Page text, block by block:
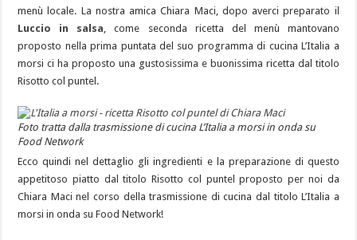
menù locale. La nostra amica Chiara Maci, dopo averci preparato il
Luccio in salsa , come seconda ricetta del menù mantovano
proposto nella prima puntata del suo programma di cucina L’Italia a
morsi ci ha proposto una gustosissima e buonissima ricetta dal titolo
Risotto col puntel.
Foto tratta dalla trasmissione di cucina L’Italia a morsi in onda su
Food Network
Ecco quindi nel dettaglio gli ingredienti e la preparazione di questo
appetitoso piatto dal titolo Risotto col puntel proposto per noi da
Chiara Maci nel corso della trasmissione di cucina dal titolo L’Italia a
morsi in onda su Food Network!